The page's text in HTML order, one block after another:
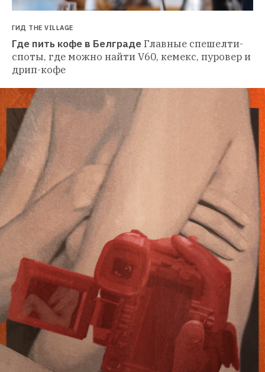
ГИД THE VILLAGE
Где пить кофе в БелградеГлавные спешелти-
споты, где можно найти V60, кемекс, пуровер и
дрип-кофе